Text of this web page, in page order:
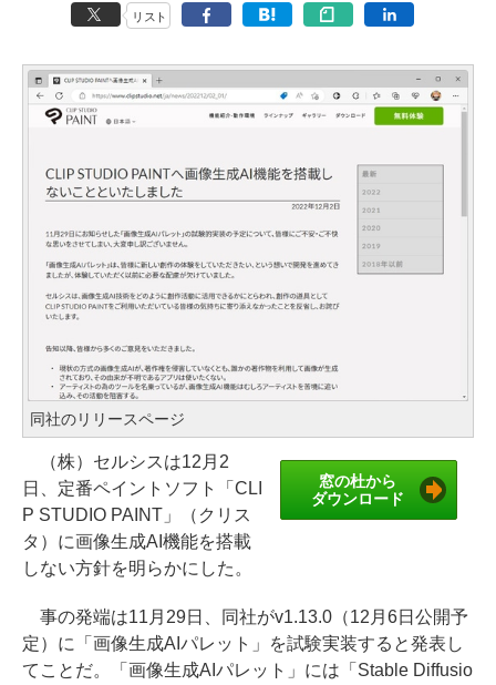
リスト
同社のリリースページ
窓の杜から
ダウンロード
（株）セルシスは12月2
日、定番ペイントソフト「CLI
P STUDIO PAINT」（クリス
タ）に画像生成AI機能を搭載
しない方針を明らかにした。
事の発端は11月29日、同社がv1.13.0（12月6日公開予
定）に「画像生成AIパレット」を試験実装すると発表し
てことだ。「画像生成AIパレット」には「Stable Diffusio